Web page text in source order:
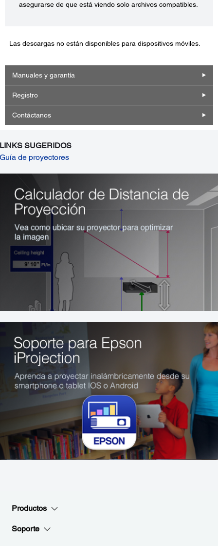
asegurarse de que está viendo solo archivos compatibles.
Las descargas no están disponibles para dispositivos móviles.
Manuales y garantía
Registro
Contáctanos
LINKS SUGERIDOS
Guía de proyectores
Productos
Soporte